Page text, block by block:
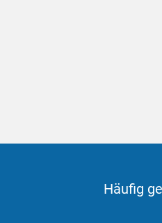
Häufig